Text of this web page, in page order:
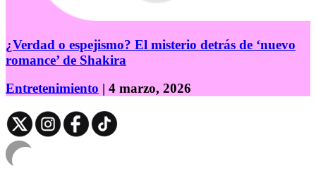
¿Verdad o espejismo? El misterio detrás de ‘nuevo
romance’ de Shakira
Entretenimiento | 4 marzo, 2026